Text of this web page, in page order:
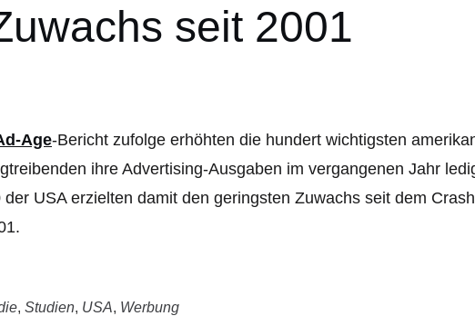
seit 2001
Age-Bericht zufolge erhöhten die hundert wichtigsten
ihre Advertising-Ausgaben im vergangenen Jahr
der USA erzielten damit den geringsten Zuwachs seit dem
, Studien, USA, Werbung